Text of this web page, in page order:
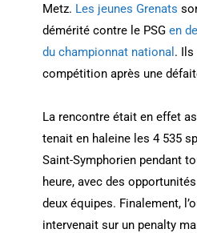
Metz. Les jeunes Grenats
démérité contre le PSG en
du championnat national . Ils
compétition après une
La rencontre était en effet
tenait en haleine les 4 535
Saint-Symphorien pendant
heure, avec des
deux équipes. Finalement,
intervenait sur un penalty